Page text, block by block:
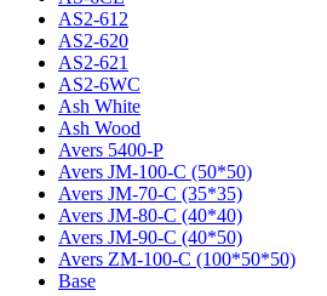
AS2-612
AS2-620
AS2-621
AS2-6WC
Ash White
Ash Wood
Avers 5400-P
Avers JМ-100-С (50*50)
Avers JМ-70-С (35*35)
Avers JМ-80-С (40*40)
Avers JМ-90-С (40*50)
Avers ZM-100-С (100*50*50)
Base